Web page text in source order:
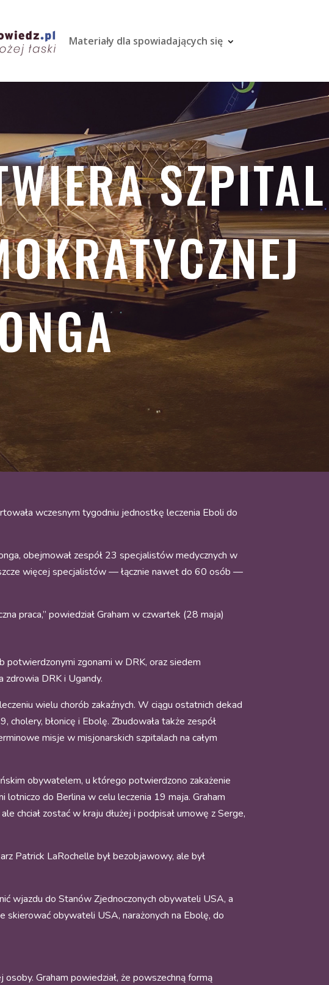
Materiały dla spowiadających się
SZPITAL
wczesnym tygodniu jednostkę leczenia Eboli do
obejmował zespół 23 specjalistów medycznych w
więcej specjalistów — łącznie nawet do 60 osób —
praca,” powiedział Graham w czwartek (28 maja)
potwierdzonymi zgonami w DRK, oraz siedem
DRK i Ugandy.
wielu chorób zakaźnych. W ciągu ostatnich dekad
błonicę i Ebolę. Zbudowała także zespół
misje w misjonarskich szpitalach na całym
obywatelem, u którego potwierdzono zakażenie
do Berlina w celu leczenia 19 maja. Graham
chciał zostać w kraju dłużej i podpisał umowę z Serge,
Patrick LaRochelle był bezobjawowy, ale był
wjazdu do Stanów Zjednoczonych obywateli USA, a
skierować obywateli USA, narażonych na Ebolę, do
Graham powiedział, że powszechną formą